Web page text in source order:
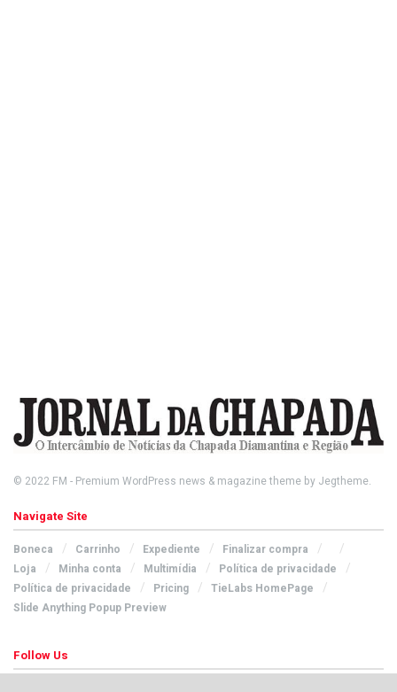
© 2022 FM - Premium WordPress news & magazine theme by Jegtheme.
Navigate Site
Boneca Carrinho Expediente
Finalizar compra
Loja
Minha conta Multimídia
Política de privacidade
Política de privacidade
Pricing
TieLabs HomePage
Slide Anything Popup Preview
Follow Us